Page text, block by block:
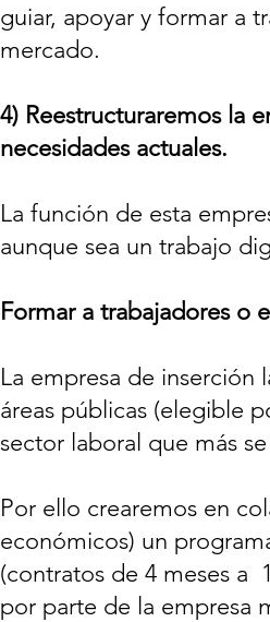
guiar, apoyar y formar a
mercado.
4) Reestructuraremos la
necesidades actuales.
La función de esta
aunque sea un trabajo
Formar a trabajadores o
La empresa de inserción
áreas públicas (elegible
sector laboral que más
Por ello crearemos en
económicos) un
(contratos de 4 meses a
por parte de la empresa